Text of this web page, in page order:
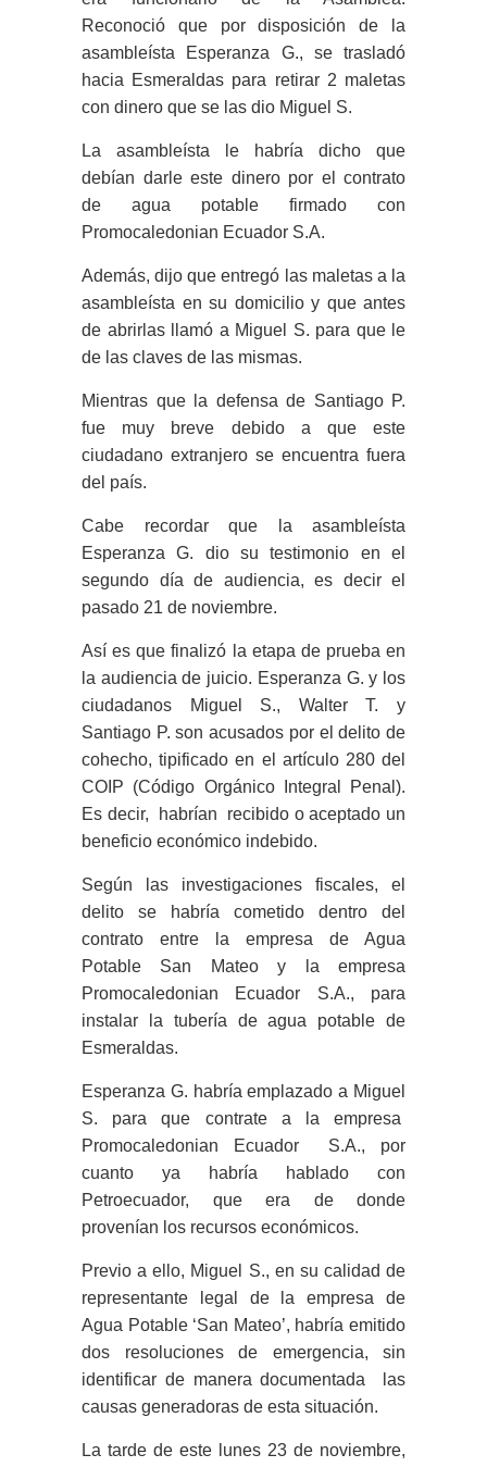
Reconoció que por disposición de la
asambleísta Esperanza G., se trasladó
hacia Esmeraldas para retirar 2 maletas
con dinero que se las dio Miguel S.
La asambleísta le habría dicho que
debían darle este dinero por el contrato
de agua potable firmado con
Promocaledonian Ecuador S.A.
Además, dijo que entregó las maletas a la
asambleísta en su domicilio y que antes
de abrirlas llamó a Miguel S. para que le
de las claves de las mismas.
Mientras que la defensa de Santiago P.
fue muy breve debido a que este
ciudadano extranjero se encuentra fuera
del país.
Cabe recordar que la asambleísta
Esperanza G. dio su testimonio en el
segundo día de audiencia, es decir el
pasado 21 de noviembre.
Así es que finalizó la etapa de prueba en
la audiencia de juicio. Esperanza G. y los
ciudadanos Miguel S., Walter T. y
Santiago P. son acusados por el delito de
cohecho, tipificado en el artículo 280 del
COIP (Código Orgánico Integral Penal).
Es decir, habrían recibido o aceptado un
beneficio económico indebido.
Según las investigaciones fiscales, el
delito se habría cometido dentro del
contrato entre la empresa de Agua
Potable San Mateo y la empresa
Promocaledonian Ecuador S.A., para
instalar la tubería de agua potable de
Esmeraldas.
Esperanza G. habría emplazado a Miguel
S. para que contrate a la empresa
Promocaledonian Ecuador S.A., por
cuanto ya habría hablado con
Petroecuador, que era de donde
provenían los recursos económicos.
Previo a ello, Miguel S., en su calidad de
representante legal de la empresa de
Agua Potable ‘San Mateo’, habría emitido
dos resoluciones de emergencia, sin
identificar de manera documentada las
causas generadoras de esta situación.
La tarde de este lunes 23 de noviembre,